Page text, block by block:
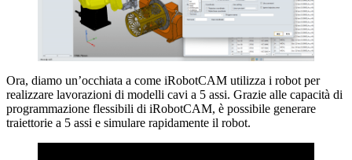
Ora, diamo un’occhiata a come iRobotCAM utilizza i robot per
realizzare lavorazioni di modelli cavi a 5 assi. Grazie alle capacità di
programmazione flessibili di iRobotCAM, è possibile generare
traiettorie a 5 assi e simulare rapidamente il robot.